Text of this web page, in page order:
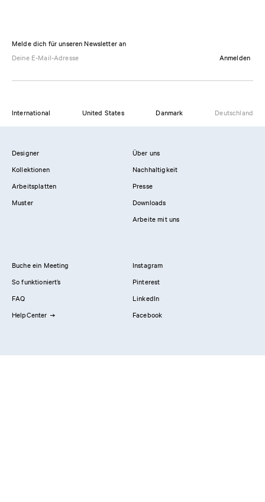
Melde dich für unseren Newsletter an
Anmelden
International United States Danmark Deutschland
Designer
Kollektionen
Arbeitsplatten
Muster
Über uns
Nachhaltigkeit
Presse
Downloads
Arbeite mit uns
Buche ein Meeting
So funktioniert’s
FAQ
HelpCenter
Instagram
Pinterest
LinkedIn
Facebook